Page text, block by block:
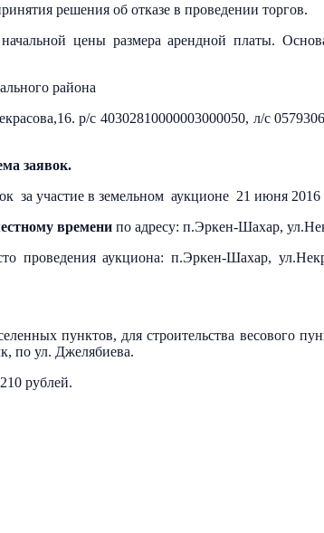
решения об отказе в проведении торгов.
цены размера арендной платы.
района
р/с 40302810000003000050, л/с
заявок.
за участие в земельном аукционе 21 июня
времени по адресу: п.Эркен-Шахар,
проведения аукциона: п.Эркен-Шахар,
пунктов, для строительства весового
по ул. Джелябиева.
рублей.